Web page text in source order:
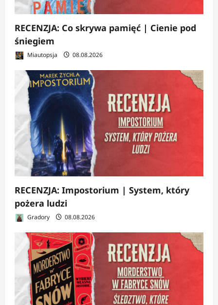
RECENZJA: Co skrywa pamięć | Cienie pod
śniegiem
Miautopsja 08.08.2026
RECENZJA: Impostorium | System, który
pożera ludzi
Gradory 08.08.2026